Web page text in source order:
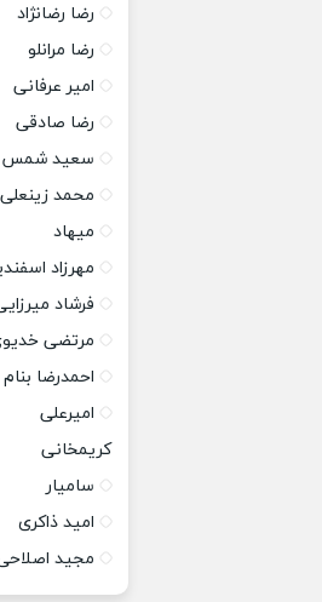
رضا رضانژاد
رضا مرانلو
امیر عرفانی
رضا صادقی
سعید شمس
محمد زینعلی
میهاد
مهرزاد
فرشاد
مرتضی
احمدرضا بنام
امیرعلی
کریمخانی
سامیار
امید ذاکری
مجید